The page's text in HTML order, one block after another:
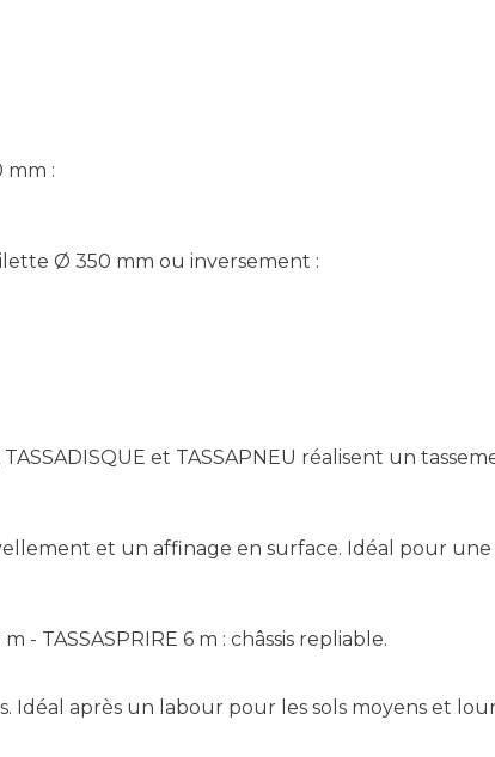
mm :
Ø 350 mm ou inversement :
et TASSAPNEU réalisent un
et un affinage en surface. Idéal pour
- TASSASPRIRE 6 m : châssis repliable.
Idéal après un labour pour les sols moyens et